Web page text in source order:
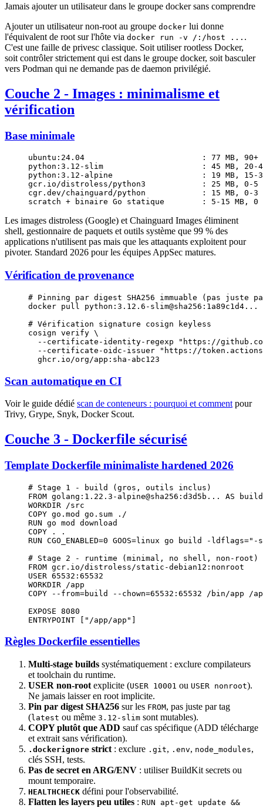
Jamais ajouter un utilisateur dans le groupe docker sans comprendre
Ajouter un utilisateur non-root au groupe docker lui donne
l'équivalent de root sur l'hôte via docker run -v /:/host ... .
C'est une faille de privesc classique. Soit utiliser rootless Docker,
soit contrôler strictement qui est dans le groupe docker, soit basculer
vers Podman qui ne demande pas de daemon privilégié.
Couche 2 - Images : minimalisme et
vérification
Base minimale
ubuntu:24.04                         : 77 MB, 90+
python:3.12-slim                     : 45 MB, 20-40
python:3.12-alpine                   : 19 MB, 15-30
gcr.io/distroless/python3            : 25 MB, 0-5
cgr.dev/chainguard/python            : 15 MB, 0-3
scratch + binaire Go statique        : 5-15 MB, 0
Les images distroless (Google) et Chainguard Images éliminent
shell, gestionnaire de paquets et outils système que 99 % des
applications n'utilisent pas mais que les attaquants exploitent pour
pivoter. Standard 2026 pour les équipes AppSec matures.
Vérification de provenance
# Pinning par digest SHA256 immuable (pas juste
docker pull
python:3.12.6-slim@sha256:1a89c1d4...
# Vérification signature cosign keyless
cosign verify \
  --certificate-identity-regexp
"https://
  --certificate-oidc-issuer
"https://
  ghcr.io/org/app:sha-abc123
Scan automatique en CI
Voir le guide dédié scan de conteneurs : pourquoi et comment pour
Trivy, Grype, Snyk, Docker Scout.
Couche 3 - Dockerfile sécurisé
Template Dockerfile minimaliste hardened 2026
# Stage 1 - build (gros, outils inclus)
FROM golang:1.22.3-alpine@sha256:d3d5b... AS build
WORKDIR /src
COPY go.mod go.sum ./
RUN go mod download
COPY . .
RUN CGO_ENABLED=0 GOOS=linux go build -ldflags="-
# Stage 2 - runtime (minimal, no shell, non-root)
FROM gcr.io/distroless/static-debian12:nonroot
USER 65532:65532
WORKDIR /app
COPY --from=build --chown=65532:65532 /bin/app /
EXPOSE 8080
ENTRYPOINT
"/app/app"
Règles Dockerfile essentielles
Multi-stage builds systématiquement : exclure compilateurs
et toolchain du runtime.
USER non-root explicite (USER 10001 ou USER nonroot).
Ne jamais laisser en root implicite.
Pin par digest SHA256 sur les FROM, pas juste par tag
(latest ou même 3.12-slim sont mutables).
COPY plutôt que ADD sauf cas spécifique (ADD télécharge
et extrait sans vérification).
.dockerignore strict : exclure .git, .env, node_modules,
clés SSH, tests.
Pas de secret en ARG/ENV : utiliser BuildKit secrets ou
mount temporaire.
HEALTHCHECK défini pour l'observabilité.
Flatten les layers peu utiles : RUN apt-get update &&